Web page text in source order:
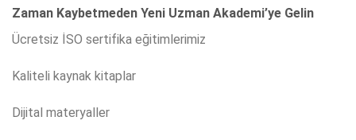
Zaman Kaybetmeden Yeni Uzman Akademi’ye Gelin
Ücretsiz İSO sertifika eğitimlerimiz
Kaliteli kaynak kitaplar
Dijital materyaller